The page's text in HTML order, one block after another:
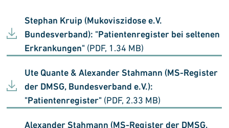
Stephan Kruip (Mukoviszidose e.V.
Bundesverband): "Patientenregister bei seltenen
Erkrankungen" (PDF, 1.34 MB)
Ute Quante & Alexander Stahmann (MS-Register
der DMSG, Bundesverband e.V.):
"Patientenregister" (PDF, 2.33 MB)
Alexander Stahmann (MS-Register der DMSG,